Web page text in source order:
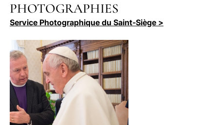
PHOTOGRAPHIES
Service Photographique du Saint-Siège >